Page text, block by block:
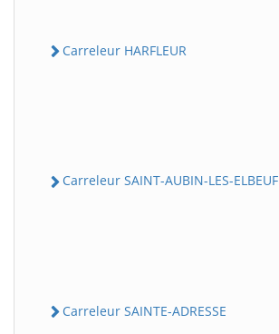
Carreleur HARFLEUR
Carreleur SAINT-AUBIN-LES-ELBEUF
Carreleur SAINTE-ADRESSE